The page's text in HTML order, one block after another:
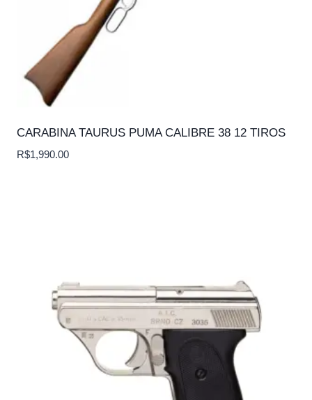
CARABINA TAURUS PUMA CALIBRE 38 12 TIROS
R$1,990.00